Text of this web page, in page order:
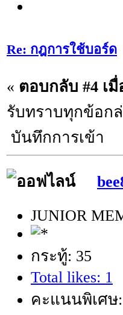
Re: กฎการใช้บอร์ด
« ตอบกลับ #4 เมื่
รับทราบทุกข้อกล่
บันทึกการเข้า
JUNIOR
กระทู้: 35
Total likes: 1
คะแนนพิเศษ: